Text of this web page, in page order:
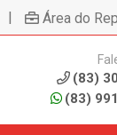
| Área do
(83)
(83)